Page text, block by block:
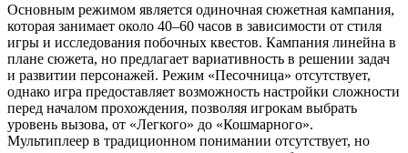
Основным режимом является одиночная сюжетная кампания,
которая занимает около 40–60 часов в зависимости от стиля
игры и исследования побочных квестов. Кампания линейна в
плане сюжета, но предлагает вариативность в решении задач
и развитии персонажей. Режим «Песочница» отсутствует,
однако игра предоставляет возможность настройки сложности
перед началом прохождения, позволяя игрокам выбрать
уровень вызова, от «Легкого» до «Кошмарного».
Мультиплеер в традиционном понимании отсутствует, но